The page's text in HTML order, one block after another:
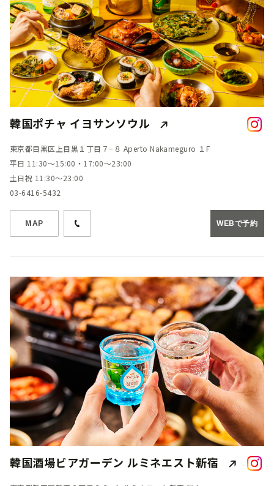
韓国ポチャ イヨサンソウル
東京都目黒区上目黒１丁目７−８ Aperto Nakameguro １F
平日 11:30～15:00・17:00～23:00
土日祝 11:30～23:00
03-6416-5432
MAP WEBで予約
韓国酒場ビアガーデン ルミネエスト新宿